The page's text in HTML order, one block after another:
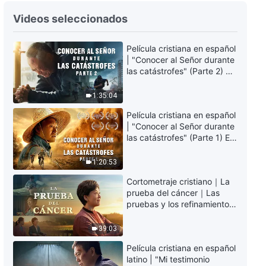
4:57
Música cristiana | Cómo
recorres adecuadamente la
última etapa de la senda
4:12
Música cristiana | Cuando la
humanidad entre en el destino
eterno
5:17
Música cristiana | Debes tener la
determinación y el valor para ser
hecho perfecto
5:08
Música cristiana | ¿Conoces el
propósito y el significado de la
obra de Dios?
Videos seleccionados
1:35:04
Película cristiana en español
| "Conocer al Señor durante
las catástrofes" (Parte 2) La
1:20:53
Película cristiana en español
| "Conocer al Señor durante
las catástrofes" (Parte 1) El
39:03
Cortometraje cristiano｜La
prueba del cáncer｜Las
pruebas y los refinamientos
Película cristiana en español
latino | "Mi testimonio